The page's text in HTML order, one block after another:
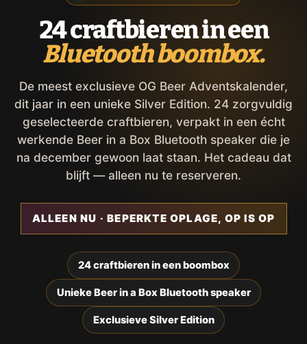
24 craftbieren in een
Bluetooth boombox.
De meest exclusieve OG Beer Adventskalender,
dit jaar in een unieke Silver Edition. 24 zorgvuldig
geselecteerde craftbieren, verpakt in een écht
werkende Beer in a Box Bluetooth speaker die je
na december gewoon laat staan. Het cadeau dat
blijft — alleen nu te reserveren.
ALLEEN NU · BEPERKTE OPLAGE, OP IS OP
24 craftbieren in een boombox
Unieke Beer in a Box Bluetooth speaker
Exclusieve Silver Edition